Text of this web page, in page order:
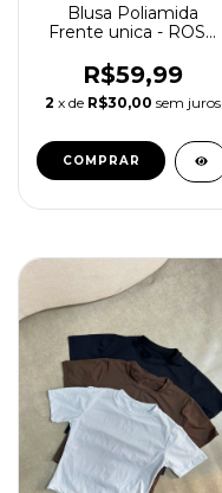
Blusa Poliamida
Frente unica - ROSA
R$59,99
2 x de R$30,00 sem juros
COMPRAR